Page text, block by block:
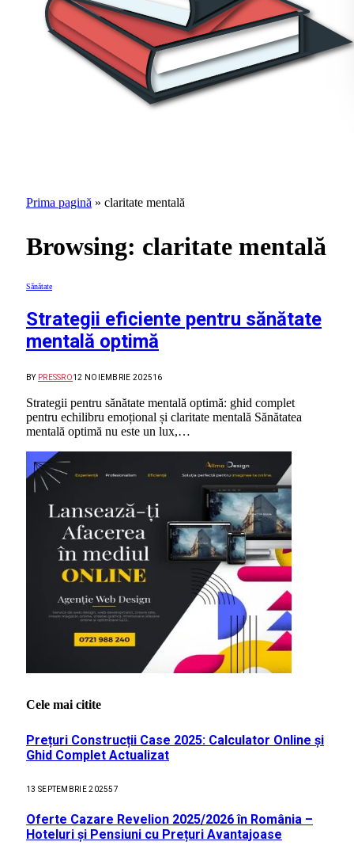
Prima pagină » claritate mentală
Browsing: claritate mentală
Sănătate
Strategii eficiente pentru sănătate
mentală optimă
BY PRESSRO12 NOIEMBRIE 202516
Strategii pentru sănătate mentală optimă: ghid complet
pentru echilibru emoțional și claritate mentală Sănătatea
mentală optimă nu este un lux,…
Cele mai citite
Prețuri Construcții Case 2025: Calculator Online și
Ghid Complet Actualizat
13 SEPTEMBRIE 202557
Oferte Cazare Revelion 2025/2026 în România –
Hoteluri și Pensiuni cu Prețuri Avantajoase